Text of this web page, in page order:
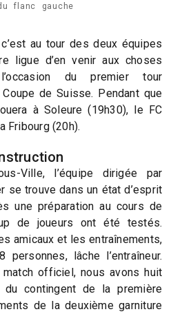
flanc gauche
c’est au tour des deux équipes
ligue d’en venir aux choses
du premier tour
de Suisse. Pendant que
à Soleure (19h30), le FC
Fribourg (20h).
Ville, l’équipe dirigée par
se trouve dans un état d’esprit
une préparation au cours de
de joueurs ont été testés.
amicaux et les entraînements,
personnes, lâche l’entraîneur.
officiel, nous avons huit
du contingent de la première
de la deuxième garniture